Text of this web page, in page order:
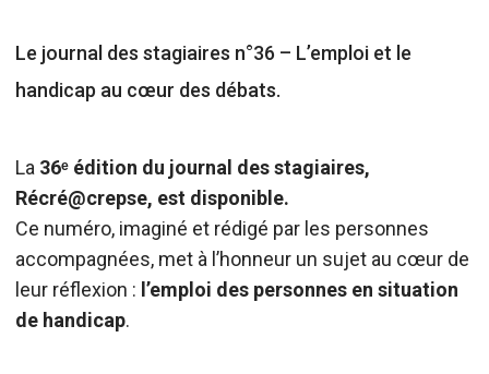
Le journal des stagiaires n°36 – L’emploi et le
handicap au cœur des débats.
La 36ᵉ édition du journal des stagiaires,
Récré@crepse, est disponible.
Ce numéro, imaginé et rédigé par les personnes
accompagnées, met à l’honneur un sujet au cœur de
leur réflexion : l’emploi des personnes en situation
de handicap.